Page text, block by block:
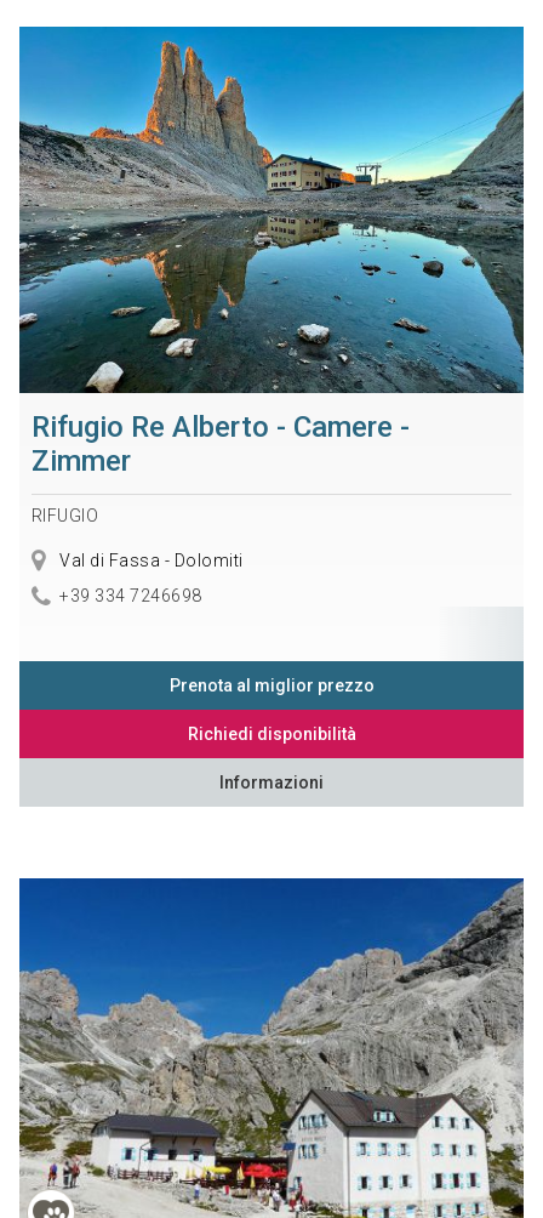
Rifugio Re Alberto - Camere -
Zimmer
RIFUGIO
Val di Fassa - Dolomiti
+39 334 7246698
Prenota al miglior prezzo
Richiedi disponibilità
Informazioni